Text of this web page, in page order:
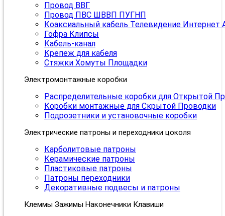
Провод ВВГ
Провод ПВС ШВВП ПУГНП
Коаксиальный кабель Телевидение Интернет
Гофра Клипсы
Кабель-канал
Крепеж для кабеля
Стяжки Хомуты Площадки
Электромонтажные коробки
Распределительные коробки для Открытой
Коробки монтажные для Скрытой Проводки
Подрозетники и установочные коробки
Электрические патроны и переходники цоколя
Карболитовые патроны
Керамические патроны
Пластиковые патроны
Патроны переходники
Декоративные подвесы и патроны
Клеммы Зажимы Наконечники Клавиши